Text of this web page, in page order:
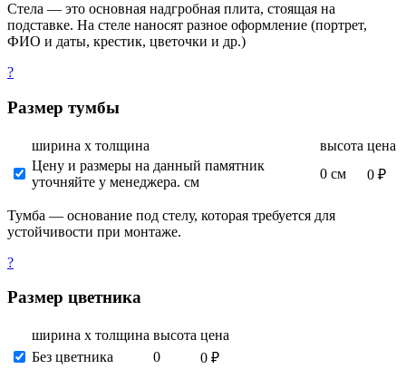
Стела — это основная надгробная плита, стоящая на
подставке. На стеле наносят разное оформление (портрет,
ФИО и даты, крестик, цветочки и др.)
?
Размер тумбы
ширина х толщина высота цена
Цену и размеры на данный памятник
уточняйте у менеджера. см
0 см 0 ₽
Тумба — основание под стелу, которая требуется для
устойчивости при монтаже.
?
Размер цветника
ширина х толщина высота цена
Без цветника
0 0 ₽